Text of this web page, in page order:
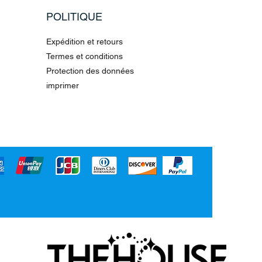
POLITIQUE
Expédition et retours
Termes et conditions
Protection des données
imprimer